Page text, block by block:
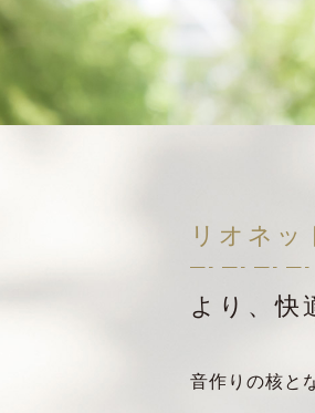
リオネ
より、快
音作りの核と